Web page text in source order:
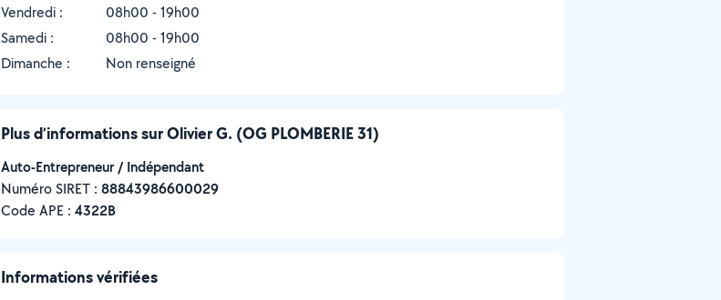
Vendredi :
08h00 - 19h00
Samedi :
08h00 - 19h00
Dimanche :
Non renseigné
Plus d’informations sur Olivier G. (OG PLOMBERIE 31)
Auto-Entrepreneur / Indépendant
Numéro SIRET : ‍88843986600029
Code APE : 4322B
Informations vérifiées